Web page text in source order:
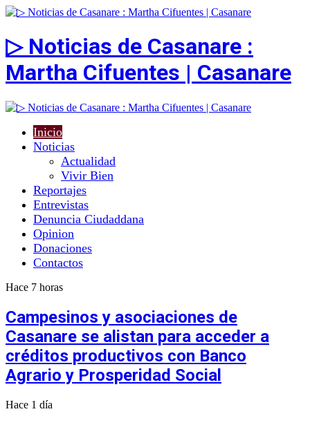
▷ Noticias de Casanare :
Martha Cifuentes | Casanare
Inicio
Noticias
Actualidad
Vivir Bien
Reportajes
Entrevistas
Denuncia Ciudaddana
Opinion
Donaciones
Contactos
Hace 7 horas
Campesinos y asociaciones de
Casanare se alistan para acceder a
créditos productivos con Banco
Agrario y Prosperidad Social
Hace 1 día